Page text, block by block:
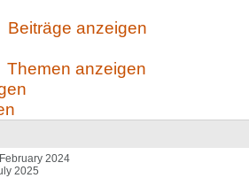
Beiträge anzeigen
Themen anzeigen
2024
2025